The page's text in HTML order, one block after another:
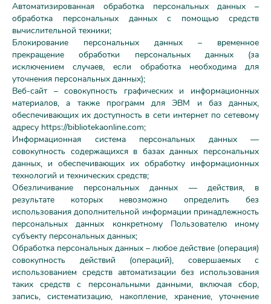
Автоматизированная обработка персональных данных –
обработка персональных данных с помощью средств
вычислительной техники;
Блокирование персональных данных – временное
прекращение обработки персональных данных (за
исключением случаев, если обработка необходима для
уточнения персональных данных);
Веб-сайт – совокупность графических и информационных
материалов, а также программ для ЭВМ и баз данных,
обеспечивающих их доступность в сети интернет по сетевому
адресу https://bibliotekaonline.com;
Информационная система персональных данных —
совокупность содержащихся в базах данных персональных
данных, и обеспечивающих их обработку информационных
технологий и технических средств;
Обезличивание персональных данных — действия, в
результате которых невозможно определить без
использования дополнительной информации принадлежность
персональных данных конкретному Пользователю иному
субъекту персональных данных;
Обработка персональных данных – любое действие (операция)
совокупность действий (операций), совершаемых с
использованием средств автоматизации без использования
таких средств с персональными данными, включая сбор,
запись, систематизацию, накопление, хранение, уточнение